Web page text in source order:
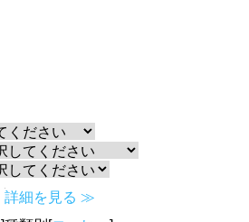
詳細を見る ≫